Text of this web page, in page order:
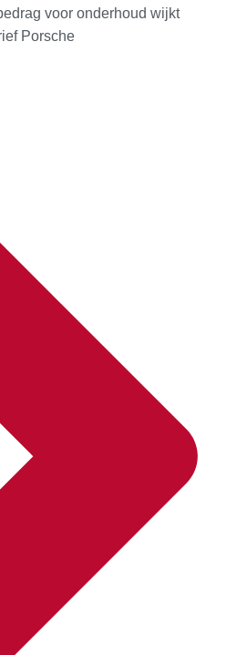
voor onderhoud wijkt
Porsche